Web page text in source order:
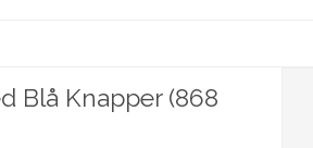
Blå Knapper (868